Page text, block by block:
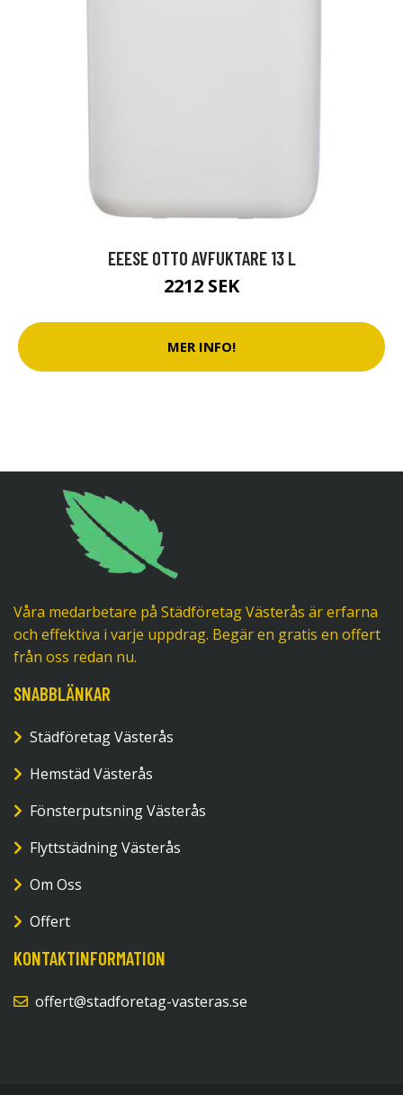
EEESE OTTO AVFUKTARE 13 L
2212 SEK
MER INFO!
Våra medarbetare på Städföretag Västerås är erfarna
och effektiva i varje uppdrag. Begär en gratis en offert
från oss redan nu.
SNABBLÄNKAR
Städföretag Västerås
Hemstäd Västerås
Fönsterputsning Västerås
Flyttstädning Västerås
Om Oss
Offert
KONTAKTINFORMATION
offert@stadforetag-vasteras.se